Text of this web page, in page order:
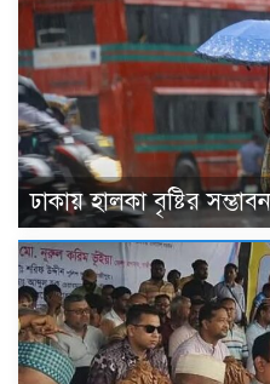
ঢাকায় হালকা বৃষ্টির